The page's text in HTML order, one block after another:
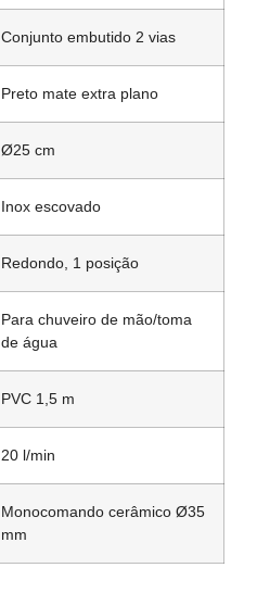
Conjunto embutido 2 vias
Preto mate extra plano
Ø25 cm
Inox escovado
Redondo, 1 posição
Para chuveiro de mão/toma
de água
PVC 1,5 m
20 l/min
Monocomando cerâmico Ø35
mm